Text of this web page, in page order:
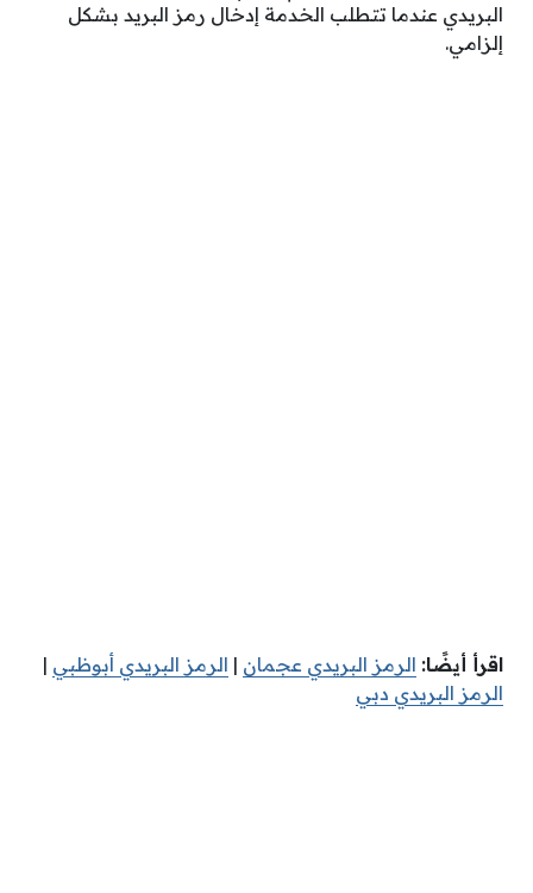
البريدي عندما تتطلب الخدمة إدخال رمز البريد بشكل
إلزامي.
اقرأ أيضًا: الرمز البريدي عجمان | الرمز البريدي أبوظبي |
الرمز البريدي دبي